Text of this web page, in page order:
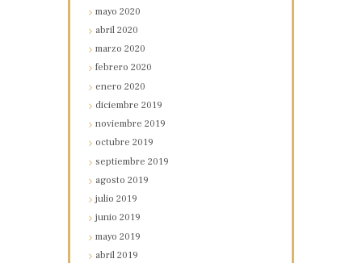
mayo2020
abril2020
marzo2020
febrero2020
enero2020
diciembre2019
noviembre2019
octubre2019
septiembre2019
agosto2019
julio2019
junio2019
mayo2019
abril2019